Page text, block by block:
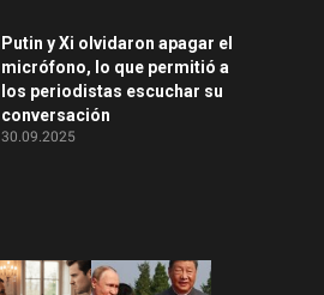
Putin y Xi olvidaron apagar el
micrófono, lo que permitió a
los periodistas escuchar su
conversación
30.09.2025